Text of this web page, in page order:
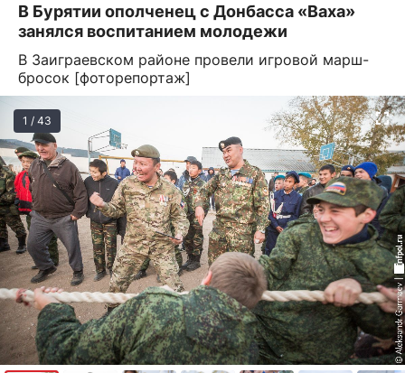
В Бурятии ополченец с Донбасса «Ваха»
занялся воспитанием молодежи
В Заиграевском районе провели игровой марш-
бросок [фоторепортаж]
1 / 43